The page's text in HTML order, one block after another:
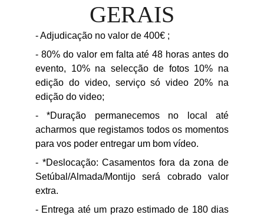
GERAIS
- Adjudicação no valor de 400€ ;
- 80% do valor em falta até 48 horas antes do
evento, 10% na selecção de fotos 10% na
edição do video, serviço só video 20% na
edição do video;
- *Duração permanecemos no local até
acharmos que registamos todos os momentos
para vos poder entregar um bom vídeo.
- *Deslocação: Casamentos fora da zona de
Setúbal/Almada/Montijo será cobrado valor
extra.
- Entrega até um prazo estimado de 180 dias